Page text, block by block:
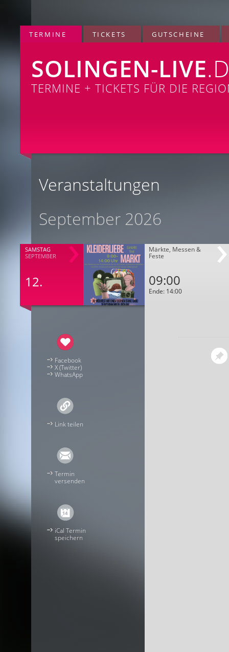
TERMINE TICKETS GUTSCHEINE
SOLINGEN-LIVE
TERMINE + TICKETS FÜR DIE
Veranstaltungen
September 2026
SAMSTAG
SEPTEMBER
12.
Märkte, Messen &
Feste
09:00
Ende: 14:00
Facebook
X (Twitter)
WhatsApp
Link teilen
Termin
versenden
iCal Termin
speichern